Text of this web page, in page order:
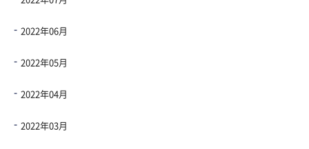
2022年06月
2022年05月
2022年04月
2022年03月